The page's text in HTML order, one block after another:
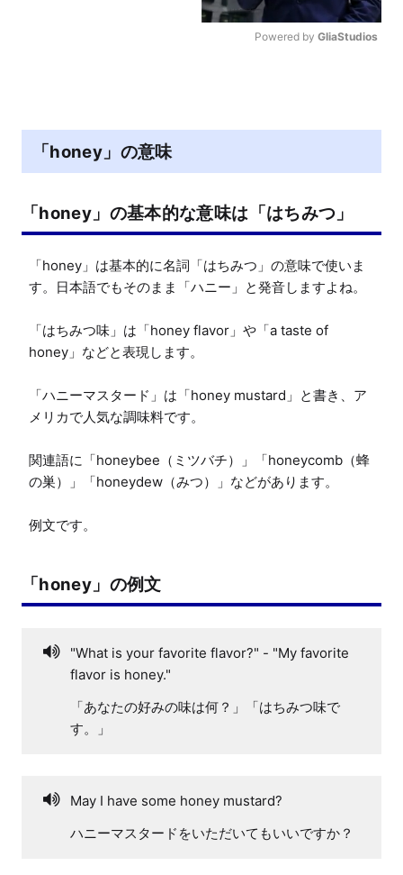
Powered by GliaStudios
「honey」の意味
「honey」の基本的な意味は「はちみつ」
「honey」は基本的に名詞「はちみつ」の意味で使いま
す。日本語でもそのまま「ハニー」と発音しますよね。
「はちみつ味」は「honey flavor」や「a taste of
honey」などと表現します。
「ハニーマスタード」は「honey mustard」と書き、ア
メリカで人気な調味料です。
関連語に「honeybee（ミツバチ）」「honeycomb（蜂
の巣）」「honeydew（みつ）」などがあります。
例文です。
「honey」の例文
"What is your favorite flavor?" - "My favorite
flavor is honey."
「あなたの好みの味は何？」「はちみつ味で
す。」
May I have some honey mustard?
ハニーマスタードをいただいてもいいですか？